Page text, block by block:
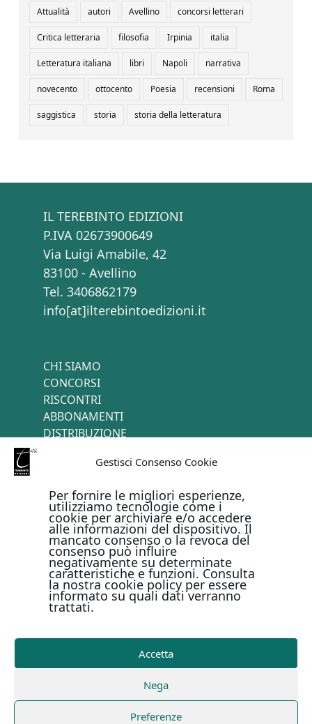
Gestisci Consenso Cookie
Per fornire le migliori esperienze,
utilizziamo tecnologie come i
cookie per archiviare e/o accedere
alle informazioni del dispositivo. Il
mancato consenso o la revoca del
consenso può influire
negativamente su determinate
caratteristiche e funzioni. Consulta
la nostra cookie policy per essere
informato su quali dati verranno
trattati.
Accetta
Nega
Preferenze
Attualità autori Avellino concorsi letterari
Critica letteraria filosofia Irpinia italia
Letteratura italiana libri Napoli narrativa
novecento ottocento Poesia recensioni Roma
saggistica storia storia della letteratura
IL TEREBINTO EDIZIONI
P.IVA 02673900649
Via Luigi Amabile, 42
83100 - Avellino
Tel. 3406862179
info[at]ilterebintoedizioni.it
CHI SIAMO
CONCORSI
RISCONTRI
ABBONAMENTI
DISTRIBUZIONE
PAGAMENTI ONLINE CON
Metodi di pagamento
Copyright © Il Terebinto Edizioni - 2026
Termini e condizioni